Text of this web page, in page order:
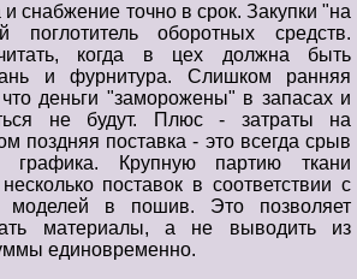
снабжение точно в срок. Закупки "на
поглотитель оборотных средств.
когда в цех должна быть
и фурнитура. Слишком ранняя
что деньги "заморожены" в запасах и
не будут. Плюс - затраты на
поздняя поставка - это всегда срыв
графика. Крупную партию ткани
поставок в соответствии с
моделей в пошив. Это позволяет
материалы, а не выводить из
единовременно.